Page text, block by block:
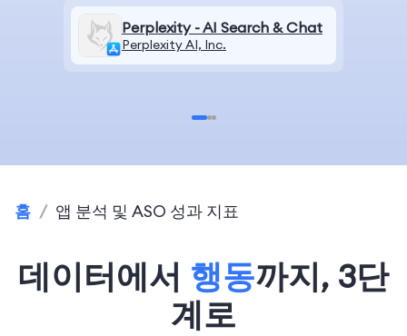
Perplexity - AI Search & Chat
Perplexity AI, Inc.
홈 / 앱 분석 및 ASO 성과 지표
데이터에서 행동까지, 3단
계로